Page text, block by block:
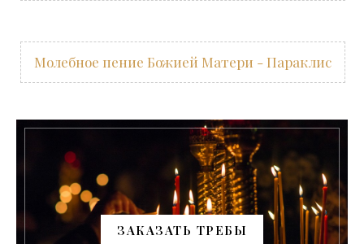
Молебное пение Божией Матери - Параклис
ЗАКАЗАТЬ ТРЕБЫ